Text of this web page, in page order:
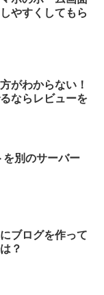
やすくしてもら
がわからない！
ならレビューを
別のサーバー
ブログを作って
？